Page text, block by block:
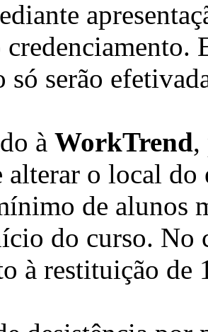
só serão
à WorkTrend,
o local do
de alunos
do curso. No
à restituição de